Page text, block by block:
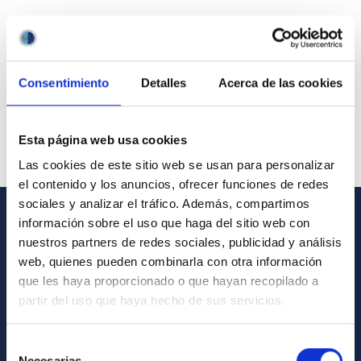
Consentimiento Detalles Acerca de las cookies
Esta página web usa cookies
Las cookies de este sitio web se usan para personalizar
el contenido y los anuncios, ofrecer funciones de redes
sociales y analizar el tráfico. Además, compartimos
información sobre el uso que haga del sitio web con
nuestros partners de redes sociales, publicidad y análisis
web, quienes pueden combinarla con otra información
que les haya proporcionado o que hayan recopilado a
partir del uso que haya hecho de sus servicios.
Contact
How to get to the IAC
List of personnel